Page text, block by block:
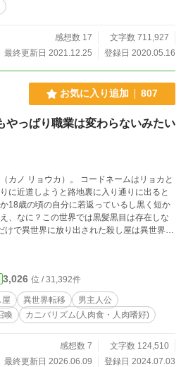
感想数 17
文字数 711,927
最終更新日 2021.12.25
登録日 2020.05.16
お気に入り追加 807
やっぱり職業は変わらないみたい
カノ リョウカ）。 コードネームはリョカと
、なに？この世界では黒髪黒目は存在しな
ですがよろしくお願い致します。
3,026 位 / 31,392件
屋 異世界転移
男主人公
喚 カニバリズム(人肉食・人肉嗜好)
感想数 7
文字数 124,510
最終更新日 2026.06.09
登録日 2024.07.03